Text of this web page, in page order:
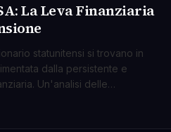
La Leva Finanziaria
statunitensi si trovano in
dalla persistente e
Un'analisi delle